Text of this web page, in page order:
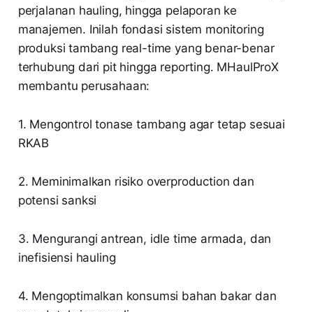
perjalanan hauling, hingga pelaporan ke
manajemen. Inilah fondasi sistem monitoring
produksi tambang real-time yang benar-benar
terhubung dari pit hingga reporting. MHaulProX
membantu perusahaan:
1. Mengontrol tonase tambang agar tetap sesuai
RKAB
2. Meminimalkan risiko overproduction dan
potensi sanksi
3. Mengurangi antrean, idle time armada, dan
inefisiensi hauling
4. Mengoptimalkan konsumsi bahan bakar dan